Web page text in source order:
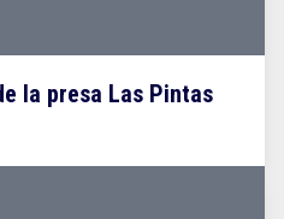
la presa Las Pintas